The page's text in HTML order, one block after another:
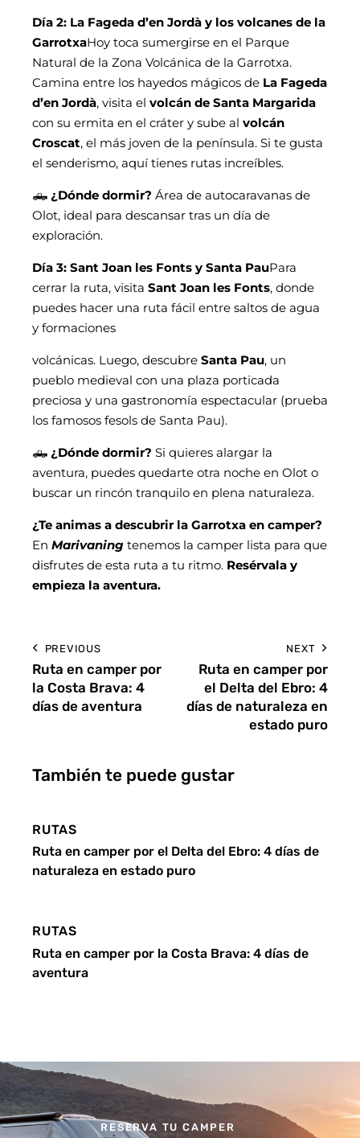
Día 2: La Fageda d’en Jordà y los volcanes de la
GarrotxaHoy toca sumergirse en el Parque
Natural de la Zona Volcánica de la Garrotxa.
Camina entre los hayedos mágicos de La Fageda
d’en Jordà, visita el volcán de Santa Margarida
con su ermita en el cráter y sube al volcán
Croscat, el más joven de la península. Si te gusta
el senderismo, aquí tienes rutas increíbles.
🛻 ¿Dónde dormir? Área de autocaravanas de
Olot, ideal para descansar tras un día de
exploración.
Día 3: Sant Joan les Fonts y Santa PauPara
cerrar la ruta, visita Sant Joan les Fonts, donde
puedes hacer una ruta fácil entre saltos de agua
y formaciones
volcánicas. Luego, descubre Santa Pau, un
pueblo medieval con una plaza porticada
preciosa y una gastronomía espectacular (prueba
los famosos fesols de Santa Pau).
🛻 ¿Dónde dormir? Si quieres alargar la
aventura, puedes quedarte otra noche en Olot o
buscar un rincón tranquilo en plena naturaleza.
¿Te animas a descubrir la Garrotxa en camper?
En Marivaning tenemos la camper lista para que
disfrutes de esta ruta a tu ritmo. Resérvala y
empieza la aventura.
PREVIOUS
Ruta en camper por
la Costa Brava: 4
días de aventura
NEXT
Ruta en camper por
el Delta del Ebro: 4
días de naturaleza en
estado puro
También te puede gustar
RUTAS
Ruta en camper por el Delta del Ebro: 4 días de
naturaleza en estado puro
RUTAS
Ruta en camper por la Costa Brava: 4 días de
aventura
RESERVA TU CAMPER